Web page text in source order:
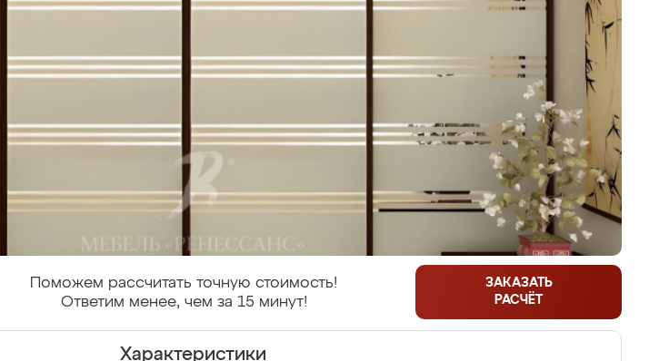
Поможем рассчитать точную стоимость!
Ответим менее, чем за 15 минут!
ЗАКАЗАТЬ
РАСЧЁТ
Характеристики